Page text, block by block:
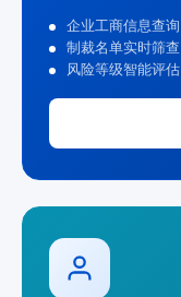
企业工商信息查询
制裁名单实时筛查
风险等级智能评估